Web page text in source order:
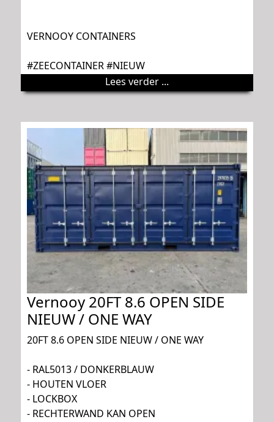
VERNOOY CONTAINERS
#ZEECONTAINER #NIEUW
Lees verder ...
Vernooy 20FT 8.6 OPEN SIDE
NIEUW / ONE WAY
20FT 8.6 OPEN SIDE NIEUW / ONE WAY
- RAL5013 / DONKERBLAUW
- HOUTEN VLOER
- LOCKBOX
- RECHTERWAND KAN OPEN